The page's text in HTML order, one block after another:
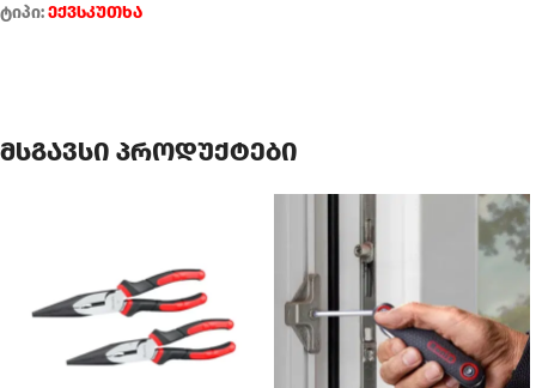
ტიპი:ექვსკუთხა
მსგავსი პროდუქტები